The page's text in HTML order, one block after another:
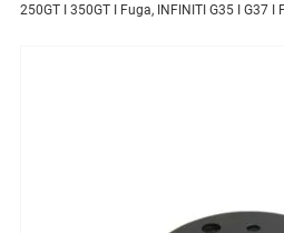
250GT I 350GT I Fuga, INFINITI G35 I G37 I